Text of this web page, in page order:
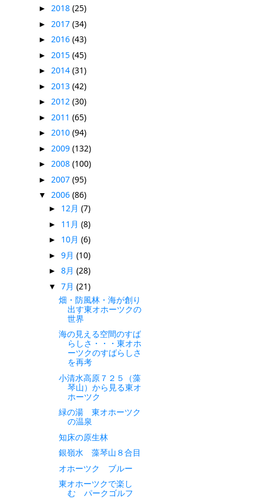
► 2018 (25)
► 2017 (34)
► 2016 (43)
► 2015 (45)
► 2014 (31)
► 2013 (42)
► 2012 (30)
► 2011 (65)
► 2010 (94)
► 2009 (132)
► 2008 (100)
► 2007 (95)
▼ 2006 (86)
► 12月 (7)
► 11月 (8)
► 10月 (6)
► 9月 (10)
► 8月 (28)
▼ 7月 (21)
畑・防風林・海が創り
出す東オホーツクの
世界
海の見える空間のすば
らしさ・・・東オホ
ーツクのすばらしさ
を再考
小清水高原７２５（藻
琴山）から見る東オ
ホーツク
緑の湯 東オホーツク
の温泉
知床の原生林
銀嶺水 藻琴山８合目
オホーツク ブルー
東オホーツクで楽し
む パークゴルフ